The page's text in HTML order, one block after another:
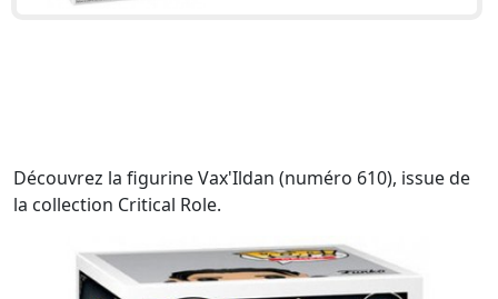
Découvrez la figurine Vax'Ildan (numéro 610), issue de
la collection Critical Role.